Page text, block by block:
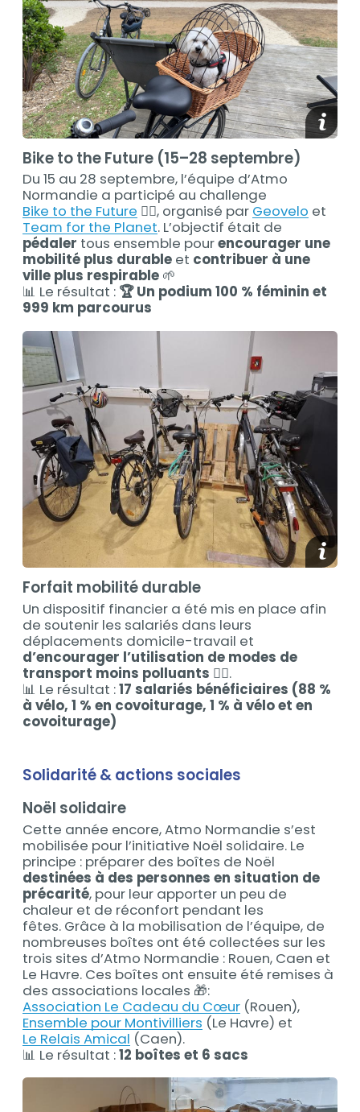
Bike to the Future (15–28 septembre)
Du 15 au 28 septembre, l’équipe d’Atmo
Normandie a participé au challenge
Bike to the Future 🚴‍♂️, organisé par Geovelo et
Team for the Planet. L’objectif était de
pédaler tous ensemble pourencourager une
mobilité plus durableet contribuer à une
ville plus respirable🌱
📊 Le résultat : 🏆 Un podium 100 % féminin et
999 km parcourus
Forfait mobilité durable
Un dispositif financier a été mis en place afin
de soutenir les salariés dans leurs
déplacements domicile-travail et
d’encourager l’utilisation de modes de
transport moins polluants 🚴‍♀️.
📊 Le résultat :17 salariés bénéficiaires (88 %
à vélo, 1 % en covoiturage, 1 % à vélo et en
covoiturage)
Solidarité & actions sociales
Noël solidaire
Cette année encore, Atmo Normandie s’est
mobilisée pour l’initiative Noël solidaire. Le
principe : préparer des boîtes de Noël
destinées à des personnes en situation de
précarité, pour leur apporter un peu de
chaleur et de réconfort pendant les
fêtes. Grâce à la mobilisation de l’équipe, de
nombreuses boîtes ont été collectées sur les
trois sites d’Atmo Normandie : Rouen, Caen et
Le Havre. Ces boîtes ont ensuite été remises à
des associations locales 🎁:
Association Le Cadeau du Cœur(Rouen),
Ensemble pour Montivilliers (Le Havre) et
Le Relais Amical (Caen).
📊 Le résultat :12 boîtes et 6 sacs